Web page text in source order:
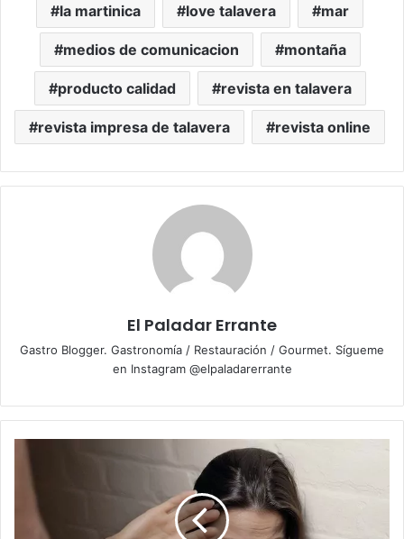
la martinica love talavera mar
medios de comunicacion montaña
producto calidad revista en talavera
revista impresa de talavera revista online
El Paladar Errante
Gastro Blogger. Gastronomía / Restauración / Gourmet. Sígueme
en Instagram @elpaladarerrante